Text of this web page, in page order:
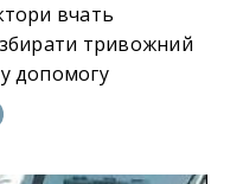
вчать
тривожний
допомогу